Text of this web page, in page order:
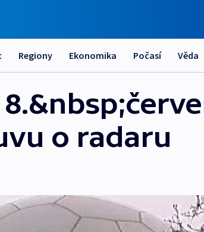
Regiony Ekonomika Počasí Věda
o radaru